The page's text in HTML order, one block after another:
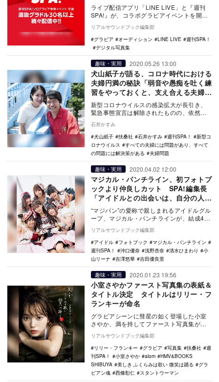
ライブ配信アプリ「LINE LIVE」と『週刊
SPA!』が、コラボグラビアイベントを開
催。7月28日発売の週刊SPA!の水着カラ…
リアルサウンドブック編集部
グラビア
オーディション LINE LIVE
週刊SPA！
デジタル写真集
趣味・実用 2020.05.26 13:00
犬山紙子が語る、コロナ時代における
夫婦円満の秘訣「弱音や愚痴を吐く練
習をやっておくと、支え合える夫婦に
なる」
新型コロナウイルスの感染拡大が長引き、
緊急事態宣言は解除されたものの、依然と
して外出自粛や在宅ワークを続けている方
は多いだろう。…
石井かすみ
犬山紙子
扶桑社 石井かすみ 週刊SPA！
新型コ
ロナウイルス
すべての夫婦には問題があり、すべて
の問題には解決策がある
夫婦問題
趣味・実用 2020.04.02 12:00
マジカル・パンチライン、初フォトブ
ックより仲良しカット SPA!編集長
「アイドルとの出会いは、自分の人生
を取り戻すチャンス」
“マジパン”の愛称で親しまれるアイドルグル
ープ、マジカル・パンチラインが、結成4周
年を迎え初のフォトブック『別冊 SPA! 旬
撮…
リアルサウンドブック編集部
アイドル
フォトブック
マジカル・パンチライン
週刊SPA！
沖口優奈 浅野杏奈 清水ひまわり
小
山リーナ
吉澤悠華 吉田優良里
趣味・実用 2020.01.23 19:56
小室さやかファースト写真集の表紙＆
タイトル決定 タイトルはリリー・フ
ランキーが命名
グラビアシーンに彗星の如く登場した小室
さやか、満を持してファースト写真集が、2
月14日のバレンタインデーに発売される。
写真集タイ…
リアルサウンドブック編集部
リリー・フランキー
グラビア 写真集 扶桑社
週
刊SPA！
小室さやか alom
HMV&BOOKS
SHIBUYA
美しき ふくらみは歌い 微笑は踊る
グラ
ビアン魂
西條彰仁 スタントウーマン